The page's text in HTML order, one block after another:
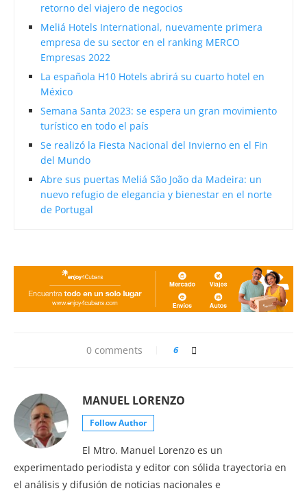
retorno del viajero de negocios
Meliá Hotels International, nuevamente primera
empresa de su sector en el ranking MERCO
Empresas 2022
La española H10 Hotels abrirá su cuarto hotel en
México
Semana Santa 2023: se espera un gran movimiento
turístico en todo el país
Se realizó la Fiesta Nacional del Invierno en el Fin
del Mundo
Abre sus puertas Meliá São João da Madeira: un
nuevo refugio de elegancia y bienestar en el norte
de Portugal
0 comments 6
MANUEL LORENZO
Follow Author
El Mtro. Manuel Lorenzo es un
experimentado periodista y editor con sólida trayectoria en
el análisis y difusión de noticias nacionales e